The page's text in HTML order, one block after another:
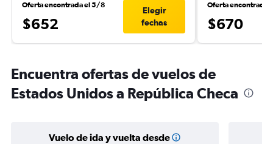
Oferta encontrada el 5/8
$652
Elegir
fechas
Oferta encontrada
$670
Encuentra ofertas de vuelos de
Estados Unidos a República Checa
Vuelo de ida y vuelta desde